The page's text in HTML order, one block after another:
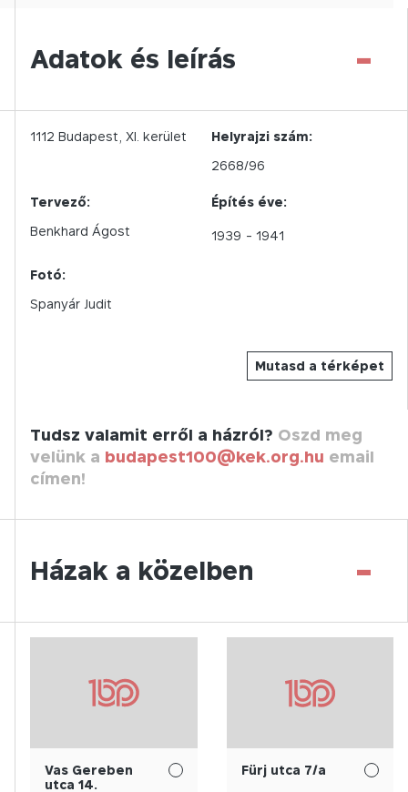
Adatok és leírás -
Mutasd a térképet
1112 Budapest, XI. kerület
Helyrajzi szám:
2668/96
Tervező:
Benkhard Ágost
Építés éve:
1939 - 1941
Fotó:
Spanyár Judit
Tudsz valamit erről a házról? Oszd meg
velünk a budapest100@kek.org.hu email
címen!
Házak a közelben -
Vas Gereben
utca 14.
Fürj utca 7/a